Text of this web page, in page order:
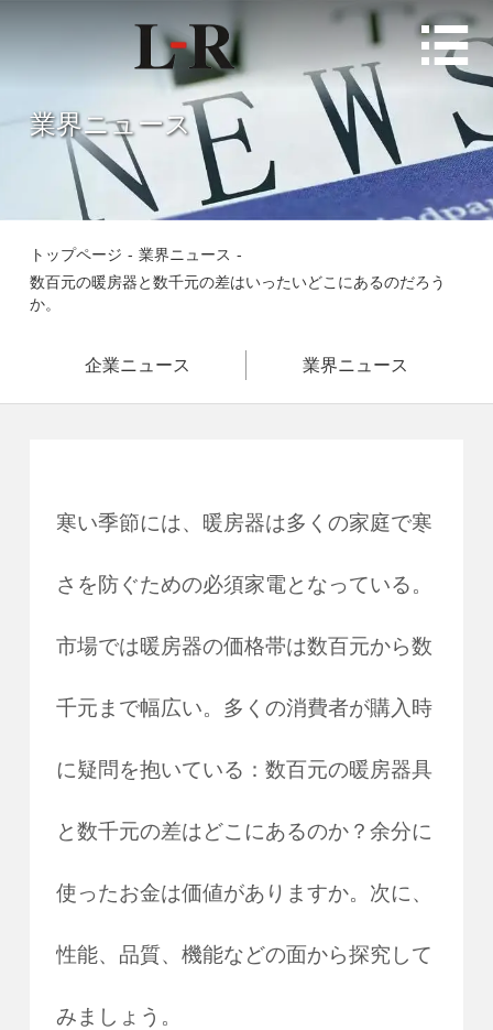

業界ニュース
トップページ - 業界ニュース -
数百元の暖房器と数千元の差はいったいどこにあるのだろう
か。
企業ニュース 業界ニュース
寒い季節には、暖房器は多くの家庭で寒
さを防ぐための必須家電となっている。
市場では暖房器の価格帯は数百元から数
千元まで幅広い。多くの消費者が購入時
に疑問を抱いている：数百元の暖房器具
と数千元の差はどこにあるのか？余分に
使ったお金は価値がありますか。次に、
性能、品質、機能などの面から探究して
みましょう。